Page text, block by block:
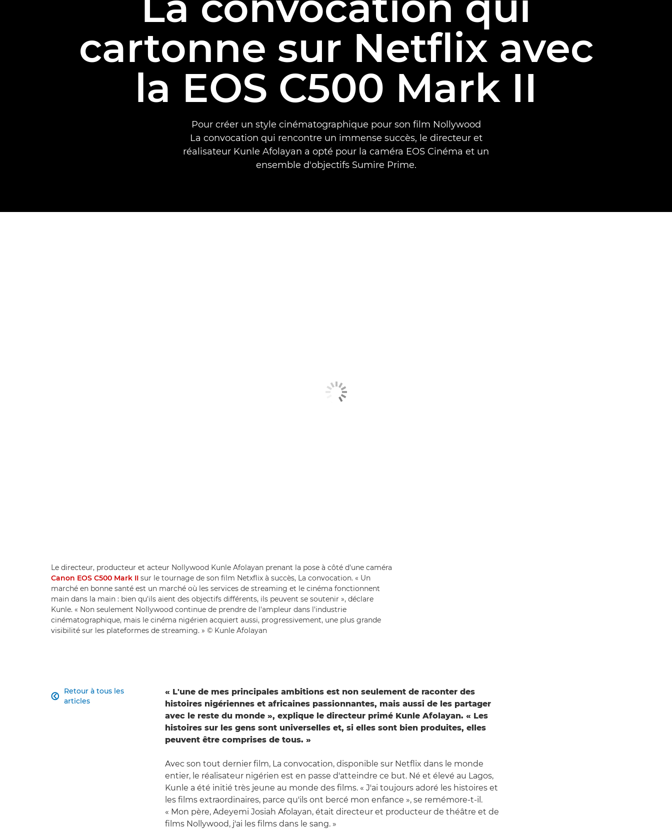
cartonne sur Netflix avec
la EOS C500 Mark II
Pour créer un style cinématographique pour son film Nollywood
La convocation qui rencontre un immense succès, le directeur et
réalisateur Kunle Afolayan a opté pour la caméra EOS Cinéma et un
ensemble d'objectifs Sumire Prime.
Le directeur, producteur et acteur Nollywood Kunle Afolayan prenant la pose à côté d'une caméra
Canon EOS C500 Mark II sur le tournage de son film Netxflix à succès, La convocation. « Un
marché en bonne santé est un marché où les services de streaming et le cinéma fonctionnent
main dans la main : bien qu'ils aient des objectifs différents, ils peuvent se soutenir », déclare
Kunle. « Non seulement Nollywood continue de prendre de l'ampleur dans l'industrie
cinématographique, mais le cinéma nigérien acquiert aussi, progressivement, une plus grande
visibilité sur les plateformes de streaming. » © Kunle Afolayan
Retour à tous les
articles

« L'une de mes principales ambitions est non seulement de raconter des
histoires nigériennes et africaines passionnantes, mais aussi de les partager
avec le reste du monde », explique le directeur primé Kunle Afolayan. « Les
histoires sur les gens sont universelles et, si elles sont bien produites, elles
peuvent être comprises de tous. »
Avec son tout dernier film, La convocation, disponible sur Netflix dans le monde
entier, le réalisateur nigérien est en passe d'atteindre ce but. Né et élevé au Lagos,
Kunle a été initié très jeune au monde des films. « J'ai toujours adoré les histoires et
les films extraordinaires, parce qu'ils ont bercé mon enfance », se remémore-t-il.
« Mon père, Adeyemi Josiah Afolayan, était directeur et producteur de théâtre et de
films Nollywood, j'ai les films dans le sang. »